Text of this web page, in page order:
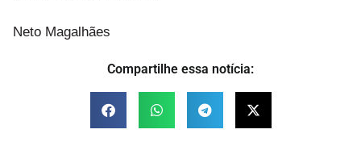
Neto Magalhães
Compartilhe essa notícia: